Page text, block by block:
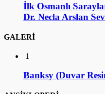
İlk Osmanlı
Dr. Necla Arslan
GALERİ
1
Banksy (Duvar